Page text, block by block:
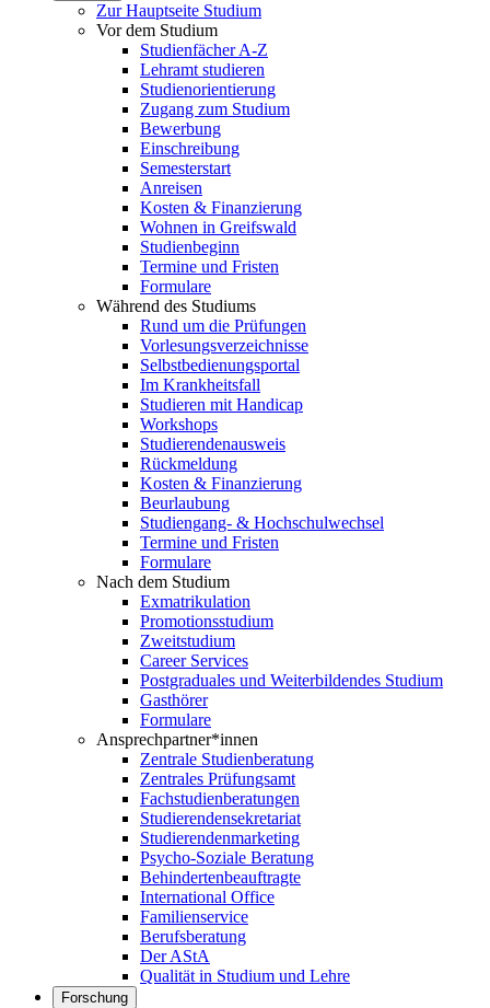
Zur Hauptseite Studium
Vor dem Studium
Studienfächer A-Z
Lehramt studieren
Studienorientierung
Zugang zum Studium
Bewerbung
Einschreibung
Semesterstart
Anreisen
Kosten & Finanzierung
Wohnen in Greifswald
Studienbeginn
Termine und Fristen
Formulare
Während des Studiums
Rund um die Prüfungen
Vorlesungsverzeichnisse
Selbstbedienungsportal
Im Krankheitsfall
Studieren mit Handicap
Workshops
Studierendenausweis
Rückmeldung
Kosten & Finanzierung
Beurlaubung
Studiengang- & Hochschulwechsel
Termine und Fristen
Formulare
Nach dem Studium
Exmatrikulation
Promotionsstudium
Zweitstudium
Career Services
Postgraduales und Weiterbildendes Studium
Gasthörer
Formulare
Ansprechpartner*innen
Zentrale Studienberatung
Zentrales Prüfungsamt
Fachstudienberatungen
Studierendensekretariat
Studierendenmarketing
Psycho-Soziale Beratung
Behindertenbeauftragte
International Office
Familienservice
Berufsberatung
Der AStA
Qualität in Studium und Lehre
Forschung